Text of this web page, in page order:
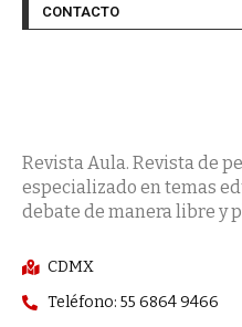
CONTACTO
Revista Aula. Revista de
especializado en temas
debate de manera libre y
CDMX
Teléfono: 55 6864 9466